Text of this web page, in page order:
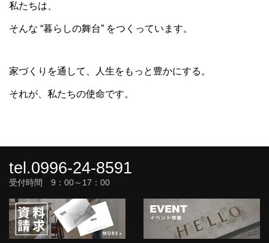
私たちは、
そんな “暮らしの舞台” をつくっています。
家づくりを通して、人生をもっと豊かにする。
それが、私たちの使命です。
tel.0996-24-8591
受付時間 9：00～17：00